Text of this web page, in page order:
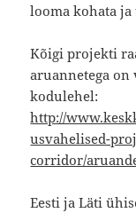
looma kohata
Kõigi projekti
aruannetega
kodulehel:
http://
usvahelised-
corridor/
Eesti ja Läti